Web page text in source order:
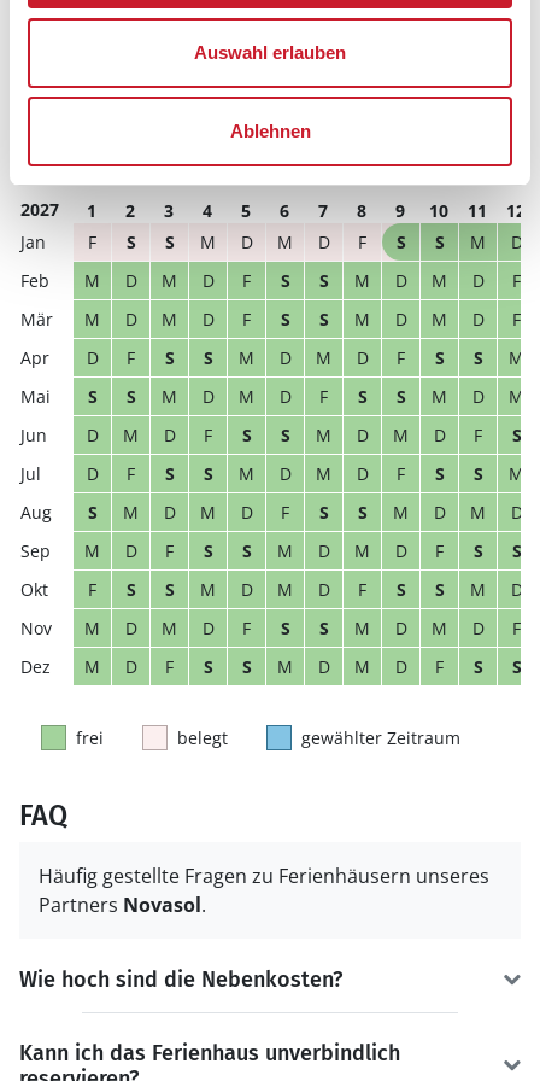
Auswahl erlauben
Ablehnen
D
2027 1 2 3 4 5 6 7 8 9 10 11
12
F
S S M D M D F S S M
D
M
D M D F S S M D M D
F
M
D M D F S S M D M D
F
D
F S S M D M D F S S
M
S
S M D M D F S S M D
M
D
M D F S S M D M D F
S
D
F S S M D M D F S S
M
S
M D M D F S S M D M
D
M
D F S S M D M D F S
S
F
S S M D M D F S S M
D
M
D M D F S S M D M D
F
M
D F S S M D M D F S S
frei belegt gewählter Zeitraum
FAQ
Häufig gestellte Fragen zu Ferienhäusern unseres
Partners Novasol.
Wie hoch sind die Nebenkosten?
Kann ich das Ferienhaus unverbindlich